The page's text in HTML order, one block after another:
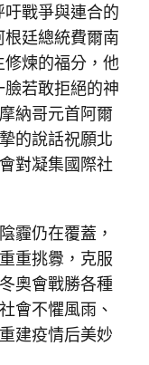
戰爭與連合的
廷總統費爾南
煉的福分，他
若敢拒絕的神
納哥元首阿爾
的說話祝願北
對凝集國際社
仍在覆蓋，
重挑釁，克服
奧會戰勝各種
會不懼風雨、
建疫情后美妙